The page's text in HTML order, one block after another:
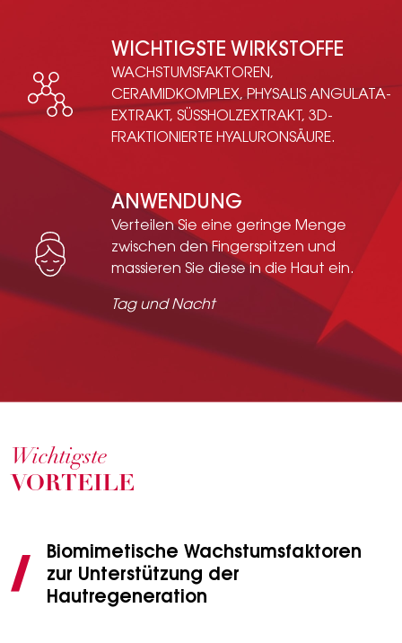
WICHTIGSTE WIRKSTOFFE
WACHSTUMSFAKTOREN,
CERAMIDKOMPLEX, PHYSALIS ANGULATA-
EXTRAKT, SÜSSHOLZEXTRAKT, 3D-
FRAKTIONIERTE HYALURONSÄURE.
ANWENDUNG
Verteilen Sie eine geringe Menge
zwischen den Fingerspitzen und
massieren Sie diese in die Haut ein.
Tag undNacht
Wichtigste
VORTEILE
Biomimetische Wachstumsfaktoren
zur Unterstützung der
Hautregeneration